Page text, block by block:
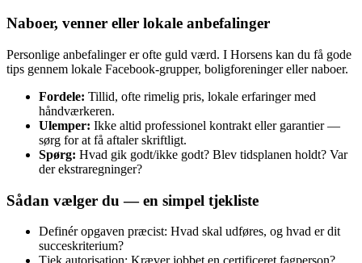
Naboer, venner eller lokale anbefalinger
Personlige anbefalinger er ofte guld værd. I Horsens kan du få gode
tips gennem lokale Facebook‑grupper, boligforeninger eller naboer.
Fordele: Tillid, ofte rimelig pris, lokale erfaringer med
håndværkeren.
Ulemper: Ikke altid professionel kontrakt eller garantier —
sørg for at få aftaler skriftligt.
Spørg: Hvad gik godt/ikke godt? Blev tidsplanen holdt? Var
der ekstraregninger?
Sådan vælger du — en simpel tjekliste
Definér opgaven præcist: Hvad skal udføres, og hvad er dit
succeskriterium?